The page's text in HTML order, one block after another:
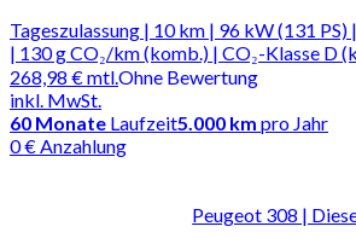
Tageszulassung | 10 km | 96 kW (131
| 130 g CO₂/km (komb.) | CO₂-Klasse D
268,98 €mtl.
inkl. MwSt.
Ohne Bewertung
60 Monate Laufzeit5.000 km pro Jahr
0 € Anzahlung
Peugeot 308 |